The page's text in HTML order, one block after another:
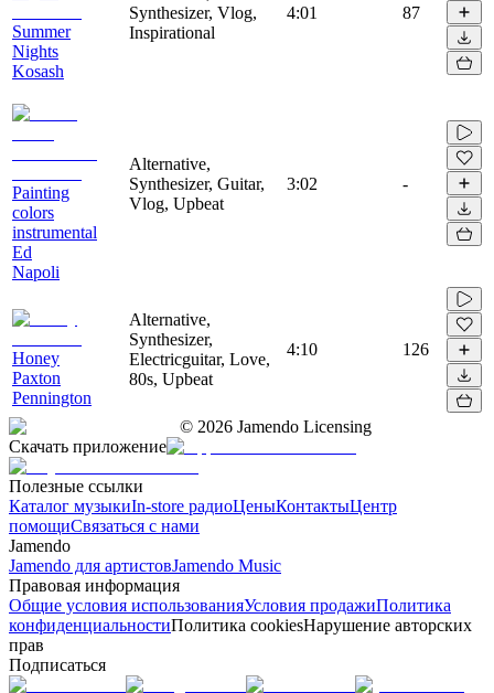
Summer
Nights
Kosash
Synthesizer, Vlog,
Inspirational
4:01 87
Painting
colors
instrumental
Ed
Napoli
Alternative,
Synthesizer, Guitar,
Vlog, Upbeat
3:02 -
Honey
Paxton
Pennington
Alternative,
Synthesizer,
Electricguitar, Love,
80s, Upbeat
4:10 126
© 2026 Jamendo Licensing
Скачать приложение
Полезные ссылки
Каталог музыкиIn-store радиоЦеныКонтактыЦентр
помощиСвязаться с нами
Jamendo
Jamendo для артистовJamendo Music
Правовая информация
Общие условия использованияУсловия продажиПолитика
конфиденциальностиПолитика cookiesНарушение авторских
прав
Подписаться